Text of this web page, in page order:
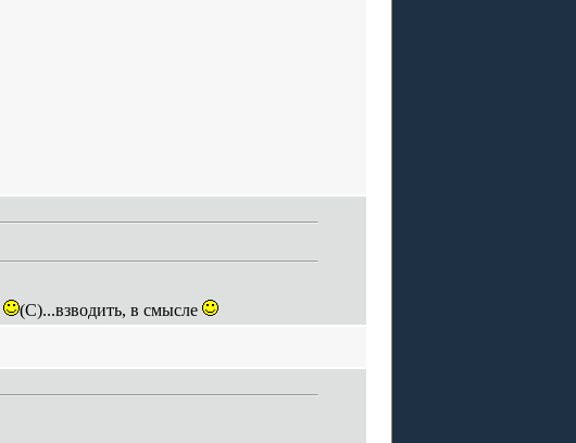
(С)...взводить, в смысле